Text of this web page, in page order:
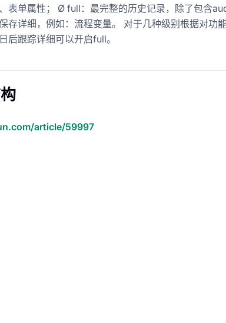
表单属性； Ø full：最完整的历史记录，除了包含
存详细，例如：流程变量。 对于几种级别根据对功
后跟踪详细可以开启full。
article/59997